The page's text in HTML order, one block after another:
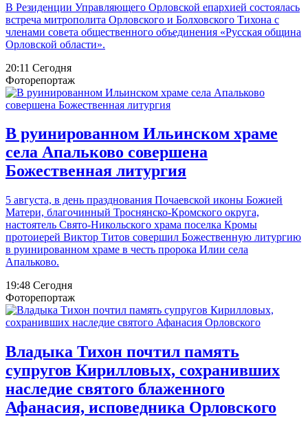
В Резиденции Управляющего Орловской епархией состоялась
встреча митрополита Орловского и Болховского Тихона с
членами совета общественного объединения «Русская община
Орловской области».
20:11 Сегодня
Фоторепортаж
В руинированном Ильинском храме
села Апальково совершена
Божественная литургия
5 августа, в день празднования Почаевской иконы Божией
Матери, благочинный Троснянско-Кромского округа,
настоятель Свято-Никольского храма поселка Кромы
протоиерей Виктор Титов совершил Божественную литургию
в руинированном храме в честь пророка Илии села
Апальково.
19:48 Сегодня
Фоторепортаж
Владыка Тихон почтил память
супругов Кирилловых, сохранивших
наследие святого блаженного
Афанасия, исповедника Орловского